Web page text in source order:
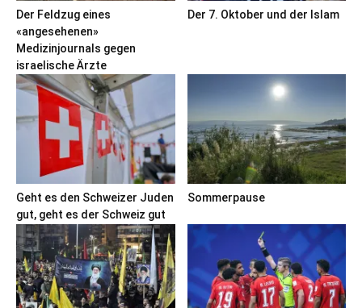
Der Feldzug eines
«angesehenen»
Medizinjournals gegen
israelische Ärzte
Der 7. Oktober und der Islam
Geht es den Schweizer Juden
gut, geht es der Schweiz gut
Sommerpause